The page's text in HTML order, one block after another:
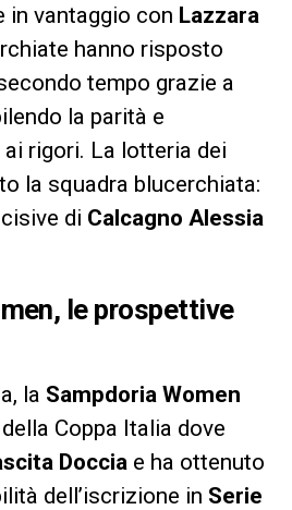
in vantaggio con Lazzara
hanno risposto
tempo grazie a
la parità e
ai rigori. La lotteria dei
la squadra blucerchiata:
di Calcagno Alessia
le prospettive
la Sampdoria Women
Coppa Italia dove
Docciae ha ottenuto
dell’iscrizione in Serie